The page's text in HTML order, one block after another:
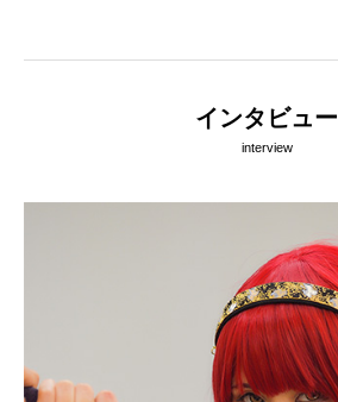
インタビュー
interview